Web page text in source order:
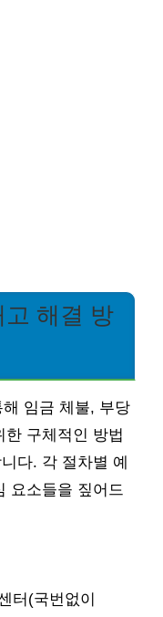
해결 방
임금 체불, 부당
구체적인 방법
다. 각 절차별 예
요소들을 짚어드
터(국번없이